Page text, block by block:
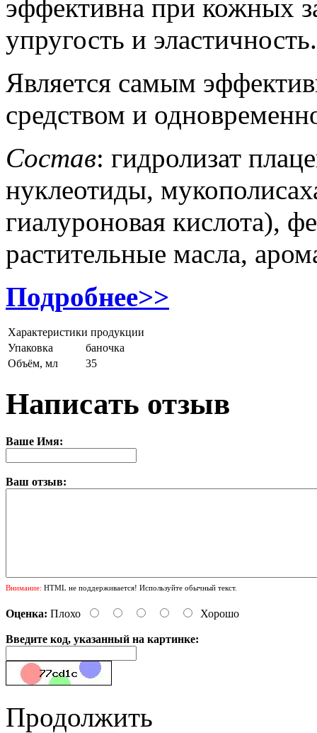
эффективна при кожных
упругость и эластичность.
Является самым
средством и
Состав: гидролизат
нуклеотиды,
гиалуроновая кислота),
растительные масла,
Подробнее>>
Характеристики продукции
Упаковка
баночка
Объём, мл
35
Написать отзыв
Ваше Имя:
Ваш отзыв:
Внимание: HTML не поддерживается! Используйте обычный текст.
Оценка: Плохо Хорошо
Введите код, указанный на картинке:
Продолжить